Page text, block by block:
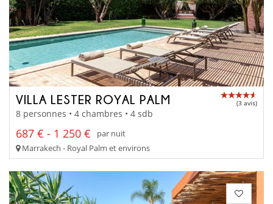
VILLA LESTER ROYAL PALM (3 avis)
8 personnes • 4 chambres • 4 sdb
687 € - 1 250 €
par nuit
Marrakech - Royal Palm et environs